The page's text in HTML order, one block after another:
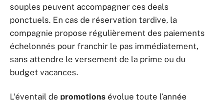
souples peuvent accompagner ces deals
ponctuels. En cas de réservation tardive, la
compagnie propose régulièrement des paiements
échelonnés pour franchir le pas immédiatement,
sans attendre le versement de la prime ou du
budget vacances.
L’éventail de promotions évolue toute l’année